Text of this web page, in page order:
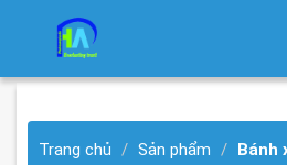
Trang chủ Sản phẩm Bánh